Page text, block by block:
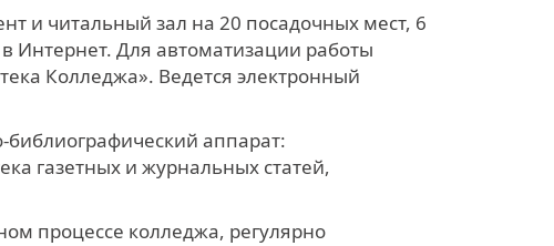
и читальный зал на 20 посадочных мест, 6
Интернет. Для автоматизации работы
Колледжа». Ведется электронный
библиографический аппарат:
газетных и журнальных статей,
процессе колледжа, регулярно